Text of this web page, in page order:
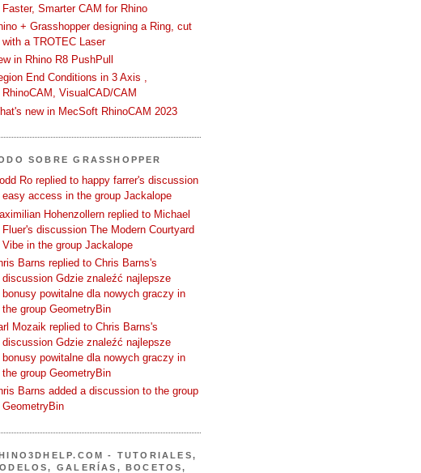
Faster, Smarter CAM for Rhino
+ Grasshopper designing a Ring, cut
with a TROTEC Laser
in Rhino R8 PushPull
End Conditions in 3 Axis ,
RhinoCAM, VisualCAD/CAM
new in MecSoft RhinoCAM 2023
SOBRE GRASSHOPPER
Ro replied to happy farrer's discussion
easy access in the group Jackalope
Hohenzollern replied to Michael
Fluer's discussion The Modern Courtyard
Vibe in the group Jackalope
Barns replied to Chris Barns's
discussion Gdzie znaleźć najlepsze
bonusy powitalne dla nowych graczy in
the group GeometryBin
Mozaik replied to Chris Barns's
discussion Gdzie znaleźć najlepsze
bonusy powitalne dla nowych graczy in
the group GeometryBin
Barns added a discussion to the group
GeometryBin
- TUTORIALES,
GALERÍAS, BOCETOS,